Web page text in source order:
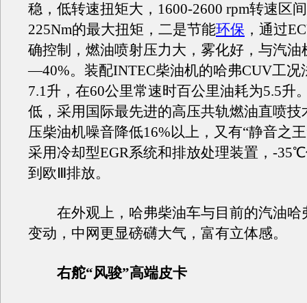
稳，低转速扭矩大，1600-2600 rpm转速区
225Nm的最大扭矩，二是节能环保 ，通过
确控制，燃油喷射压力大，雾化好，与汽油
—40%。装配INTEC柴油机的哈弗CUV工况
7.1升，在60公里常速时百公里油耗为5.5升
低，采用国际最先进的高压共轨燃油直喷技
压柴油机噪音降低16%以上，又有“静音之
采用冷却型EGR系统和排放处理装置，-
到欧Ⅲ排放。
在外观上，哈弗柴油车与目前的汽油哈
变动，中网更显磅礴大气，富有立体感。
右舵“风骏”高端皮卡